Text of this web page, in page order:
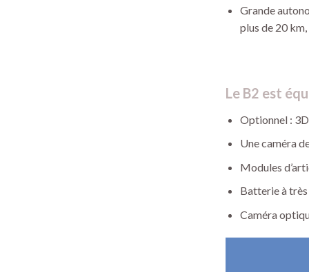
Grande
plus de 20
Le B2 est
Optionnel :
Une caméra
Modules
Batterie à
Caméra